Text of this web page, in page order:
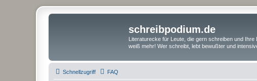
schreibpodium.de
Literaturecke für Leute, die gern schreiben und
weiß mehr! Wer schreibt, lebt bewußter und
Schnellzugriff FAQ